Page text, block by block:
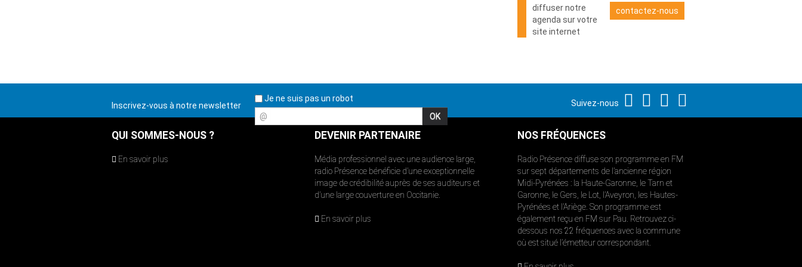
diffuser notre
agenda sur votre
site internet
contactez-nous
Inscrivez-vous à notre newsletter
Je ne suis pas un robot
@
Suivez-nous
QUI SOMMES-NOUS ?
En savoir plus
DEVENIR PARTENAIRE
Média professionnel avec une audience large,
radio Présence bénéficie d’une exceptionnelle
image de crédibilité auprès de ses auditeurs et
d’une large couverture en Occitanie.
En savoir plus
NOS FRÉQUENCES
Radio Présence diffuse son programme en FM
sur sept départements de l’ancienne région
Midi-Pyrénées : la Haute-Garonne, le Tarn et
Garonne, le Gers, le Lot, l’Aveyron, les Hautes-
Pyrénées et l’Ariège. Son programme est
également reçu en FM sur Pau. Retrouvez ci-
dessous nos 22 fréquences avec la commune
où est situé l’émetteur correspondant.